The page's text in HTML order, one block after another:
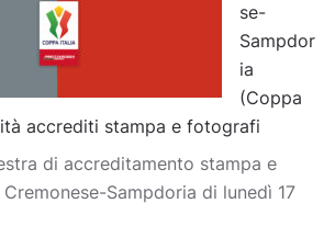
se-
Sampdor
ia
(Coppa
accrediti stampa e fotografi
di accreditamento stampa e
Sampdoria di lunedì 17